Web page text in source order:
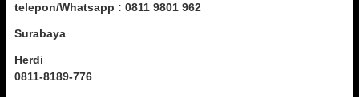
telepon/Whatsapp : 0811 9801 962
Surabaya
Herdi
0811-8189-776